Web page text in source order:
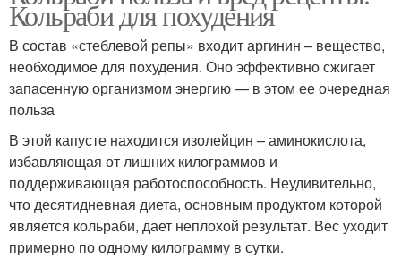
Кольраби для похудения
В состав «стеблевой репы» входит аргинин – вещество,
необходимое для похудения. Оно эффективно сжигает
запасенную организмом энергию — в этом ее очередная
польза
В этой капусте находится изолейцин – аминокислота,
избавляющая от лишних килограммов и
поддерживающая работоспособность. Неудивительно,
что десятидневная диета, основным продуктом которой
является кольраби, дает неплохой результат. Вес уходит
примерно по одному килограмму в сутки.